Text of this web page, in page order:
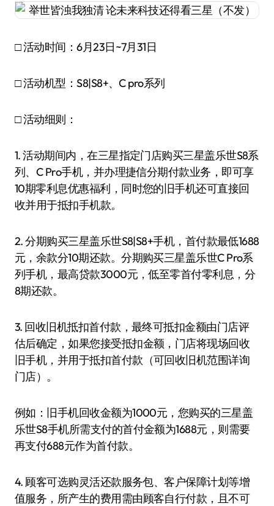
□ 活动时间：6月23日~7月31日
□ 活动机型：S8|S8+、C pro系列
□ 活动细则：
1. 活动期间内，在三星指定门店购买三星盖乐世S8系
列、C Pro手机，并办理捷信分期付款业务，即可享
10期零利息优惠福利，同时您的旧手机还可直接回
收并用于抵扣手机款。
2. 分期购买三星盖乐世S8|S8+手机，首付款最低1688
元，余款分10期还款。分期购买三星盖乐世C Pro系
列手机，最高贷款3000元，低至零首付零利息，分
8期还款。
3. 回收旧机抵扣首付款，最终可抵扣金额由门店评
估后确定，如果您接受抵扣金额，门店将现场回收
旧手机，并用于抵扣首付款（可回收旧机范围详询
门店）。
例如：旧手机回收金额为1000元，您购买的三星盖
乐世S8手机所需支付的首付金额为1688元，则需要
再支付688元作为首付款。
4. 顾客可选购灵活还款服务包、客户保障计划等增
值服务，所产生的费用需由顾客自行付款，且不可